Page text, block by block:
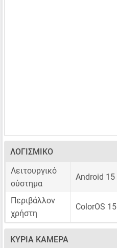
ΛΟΓΙΣΜΙΚΌ
Λειτουργικό
σύστημα
Android 15
Περιβάλλον
χρήστη
ColorOS 15
ΚΎΡΙΑ ΚΆΜΕΡΑ